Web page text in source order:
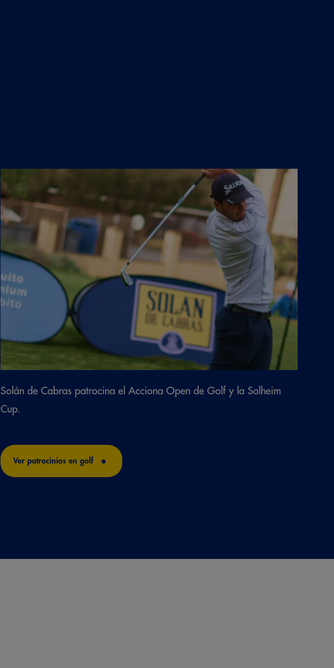
Solán de Cabras patrocina el Acciona Open de Golf y la Solheim
Cup.
Ver patrocinios en golf